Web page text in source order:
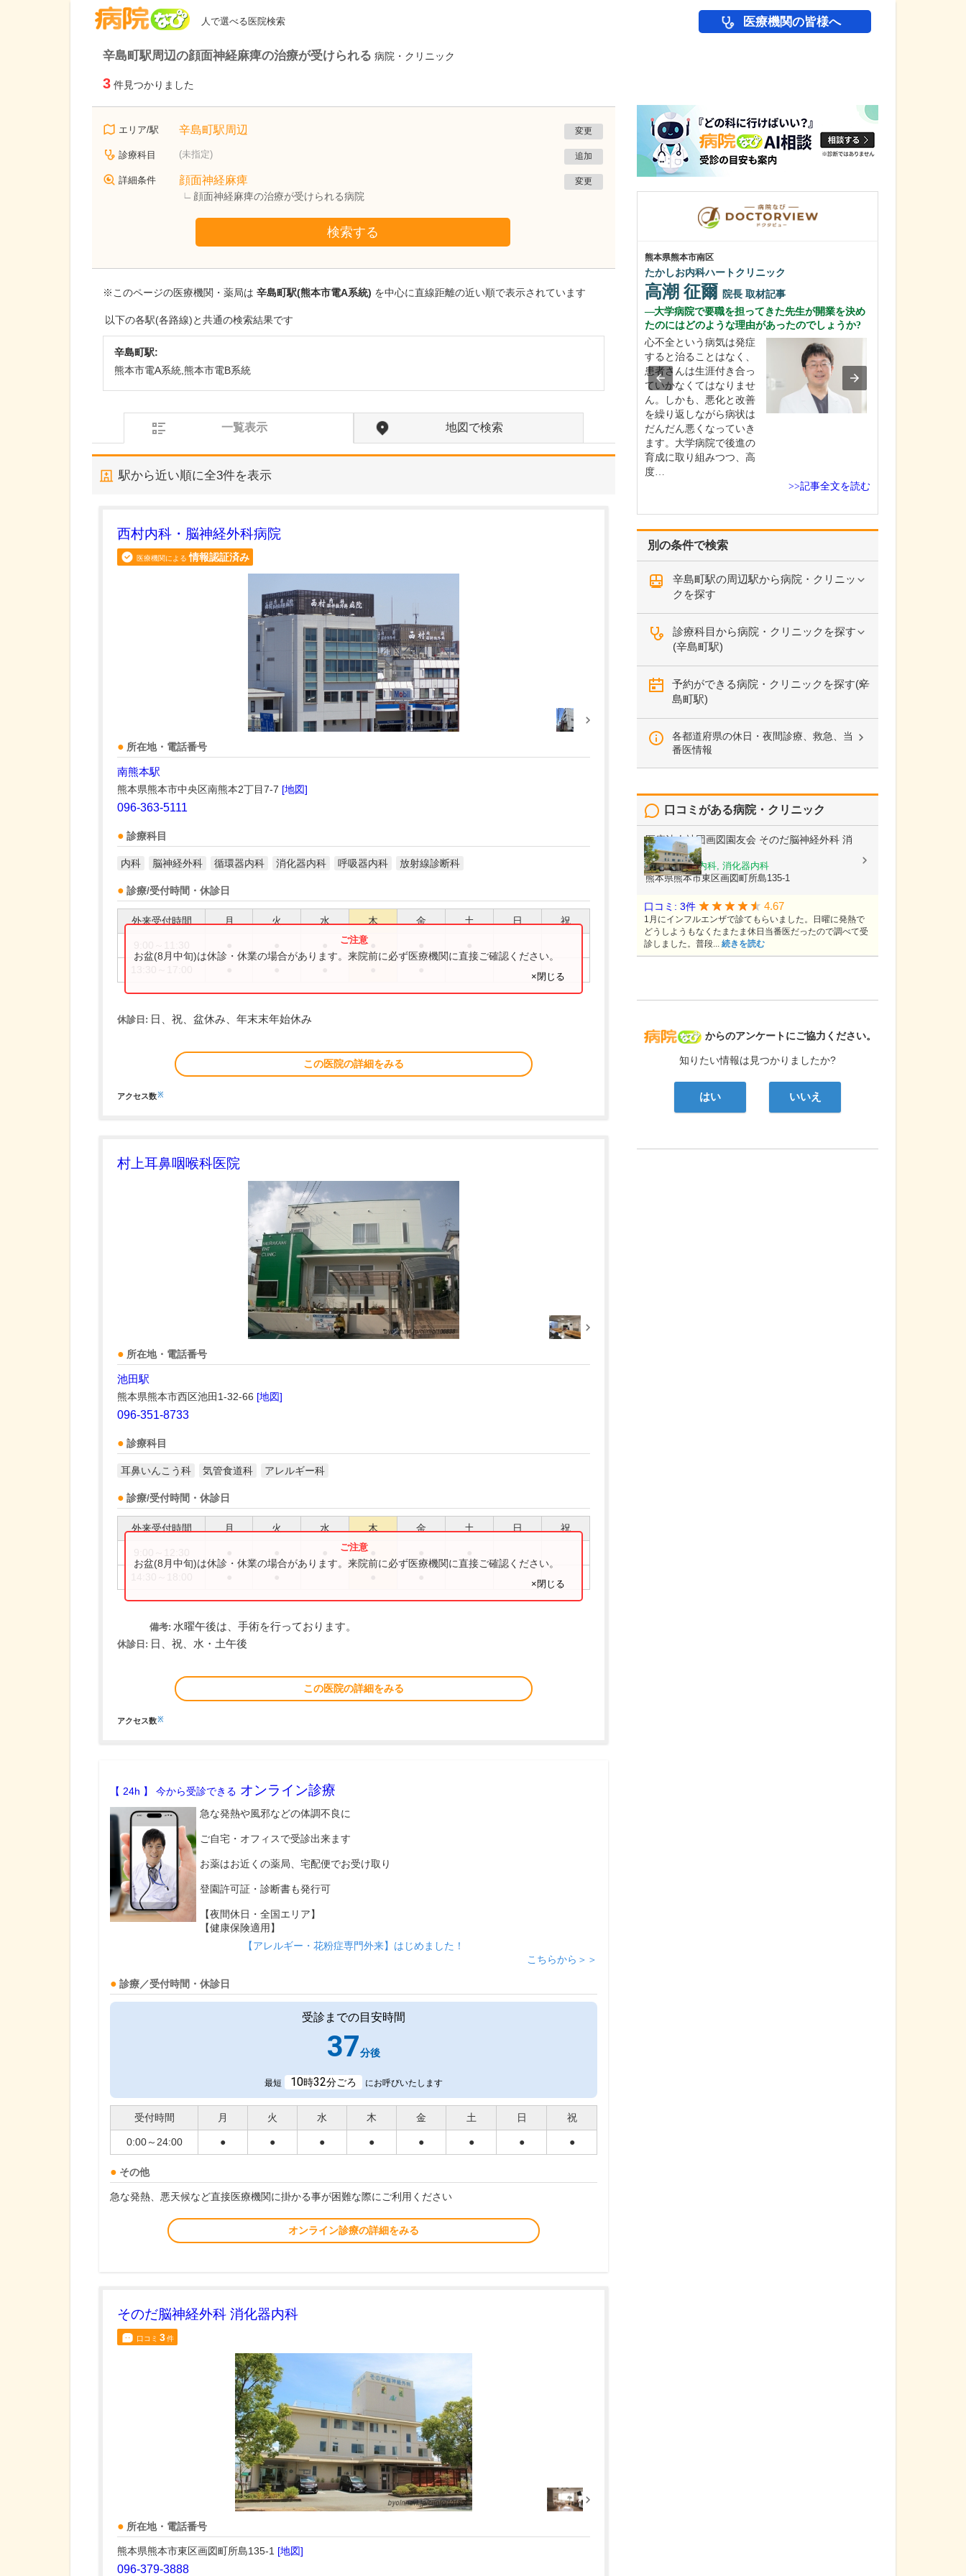
人で選べる医院検索 医療機関の皆様へ
辛島町駅周辺の顔面神経麻痺の治療が受けられる 病院・クリニック
3 件見つかりました
エリア/駅 辛島町駅周辺 変更
診療科目 (未指定) 追加
詳細条件 顔面神経麻痺
顔面神経麻痺の治療が受けられる病院
変更
検索する
※このページの医療機関・薬局は 辛島町駅(熊本市電A系統) を中心に直線距離の近い順で表示されています
以下の各駅(各路線)と共通の検索結果です
辛島町駅:
熊本市電A系統,熊本市電B系統
一覧表示 地図で検索
駅から近い順に全3件を表示
西村内科・脳神経外科病院
医療機関による 情報認証済み
所在地・電話番号
南熊本駅
熊本県熊本市中央区南熊本2丁目7-7 [地図]
096-363-5111
診療科目
内科 脳神経外科 循環器内科 消化器内科 呼吸器内科 放射線診断科
診療/受付時間・休診日
外来受付時間 月 火 水 木 金 土 日 祝
お盆(8月中旬)は休診・休業の場合があります。来院前に必ず医療機関に直接ご確認ください。
×閉じる
休診日: 日、祝、盆休み、年末末年始休み
この医院の詳細をみる
アクセス数※
村上耳鼻咽喉科医院
所在地・電話番号
池田駅
熊本県熊本市西区池田1-32-66 [地図]
096-351-8733
診療科目
耳鼻いんこう科 気管食道科 アレルギー科
診療/受付時間・休診日
外来受付時間 月 火 水 木 金 土 日 祝
お盆(8月中旬)は休診・休業の場合があります。来院前に必ず医療機関に直接ご確認ください。
×閉じる
備考: 水曜午後は、手術を行っております。
休診日: 日、祝、水・土午後
この医院の詳細をみる
アクセス数※
【 24h 】 今から受診できる オンライン診療
急な発熱や風邪などの体調不良に
ご自宅・オフィスで受診出来ます
お薬はお近くの薬局、宅配便でお受け取り
登園許可証・診断書も発行可
【夜間休日・全国エリア】
【健康保険適用】
【アレルギー・花粉症専門外来】はじめました！
こちらから＞＞
診療／受付時間・休診日
受診までの目安時間
37分後
最短 10時32分ごろ にお呼びいたします
受付時間 月 火 水 木 金 土 日 祝
0:00～24:00 ● ● ● ● ● ● ● ●
その他
急な発熱、悪天候など直接医療機関に掛かる事が困難な際にご利用ください
オンライン診療の詳細をみる
そのだ脳神経外科 消化器内科
口コミ 3件
所在地・電話番号
熊本県熊本市東区画図町所島135-1 [地図]
096-379-3888
別の条件で検索
辛島町駅の周辺駅から病院・クリニッ
クを探す
診療科目から病院・クリニックを探す
(辛島町駅)
予約ができる病院・クリニックを探す(辛
島町駅)
各都道府県の休日・夜間診療、救急、当
番医情報
病院なび
からのアンケートにご協力ください。
知りたい情報は見つかりましたか?
はい いいえ
口コミがある病院・クリニック
医療法人社団画図園友会 そのだ脳神経外科 消
化器内科
脳神経外科, 内科, 消化器内科
熊本県熊本市東区画図町所島135-1
口コミ: 3件 4.67
1月にインフルエンザで診てもらいました。日曜に発熱で
どうしようもなくたまたま休日当番医だったので調べて受
診しました。普段... 続きを読む
熊本県熊本市南区
たかしお内科ハートクリニック
高潮 征爾 院長 取材記事
大学病院で要職を担ってきた先生が開業を決め
たのにはどのような理由があったのでしょうか?
心不全という病気は発症
すると治ることはなく、
患者さんは生涯付き合っ
ていかなくてはなりませ
ん。しかも、悪化と改善
を繰り返しながら病状は
だんだん悪くなっていき
ます。大学病院で後進の
育成に取り組みつつ、高
度…
>>記事全文を読む
あきたレディースクリニック安田
安田 師仁院長取材記事
度生殖医療まで対応して
います。まずはご夫婦そ
れぞれに検査を受けてい
ただき、その結果に加え